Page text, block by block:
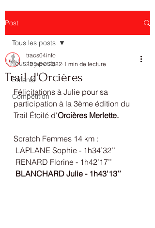
Post
Tous les posts
Enfants
Compétition
Tous les posts
Trail d'Orcières
tracs04info
23 janv. 2022 1 min de lecture
Félicitations à Julie pour sa
participation à la 3ème édition du
Trail Étoilé d'Orcières Merlette.
Scratch Femmes 14 km :
LAPLANE Sophie - 1h34’32’’
RENARD Florine - 1h42’17’’
BLANCHARD Julie - 1h43’13’’